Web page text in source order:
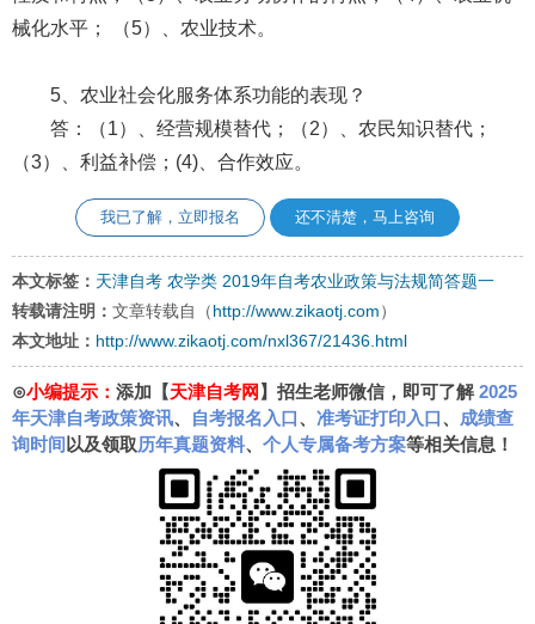
械化水平； （5）、农业技术。
5、农业社会化服务体系功能的表现？
答：（1）、经营规模替代；（2）、农民知识替代；
（3）、利益补偿；(4)、合作效应。
我已了解，立即报名 还不清楚，马上咨询
本文标签： 天津自考 农学类 2019年自考农业政策与法规简答题一
转载请注明： 文章转载自（ http://www.zikaotj.com ）
本文地址： http://www.zikaotj.com/nxl367/21436.html
⊙小编提示： 添加【天津自考网 】招生老师微信，即可了解2025
年天津自考政策资讯、 自考报名入口、 准考证打印入口、 成绩查
询时间 以及领取历年真题资料、 个人专属备考方案等相关信息！